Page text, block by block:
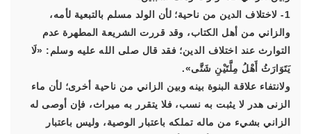
1- لاختلاف الدين من ناحية؛ لأن الولد مسلم بالتبعية لأمه،
والزاني من أهل الكتاب، وقد قررت الشريعة المطهرة عدم
التوارث عند اختلاف الدين؛ فقد قال صلى الله عليه وسلم: «لَا
يَتَوَارَثُ أَهْلُ مِلَّتَيْنِ شَتَّى».
ولانتفاء علاقة البنوة بينه وبين الزاني من ناحية أخرى؛ لأن ماء
الزنى هدر لا يثبت به نسب، فلا يتقرر به ميراث، فإن أوصى له
الزاني بشيء من ماله تملكه باعتبار الوصية، وليس باعتبار